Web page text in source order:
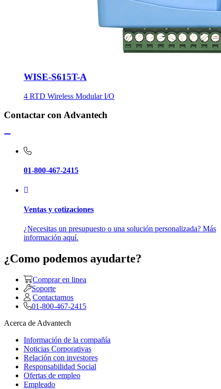
WISE-S615T-A
4 RTD Wireless Modular I/O
Contactar con Advantech
01-800-467-2415
Ventas y cotizaciones
¿Necesitas un presupuesto o una solución personalizada? Más
información aquí.
¿Como podemos ayudarte?
Comprar en linea
Soporte
Contactarnos
01-800-467-2415
Acerca de Advantech
Información de la compañía
Noticias Corporativas
Relación con investores
Responsabilidad Social
Ofertas de empleo
Empleado